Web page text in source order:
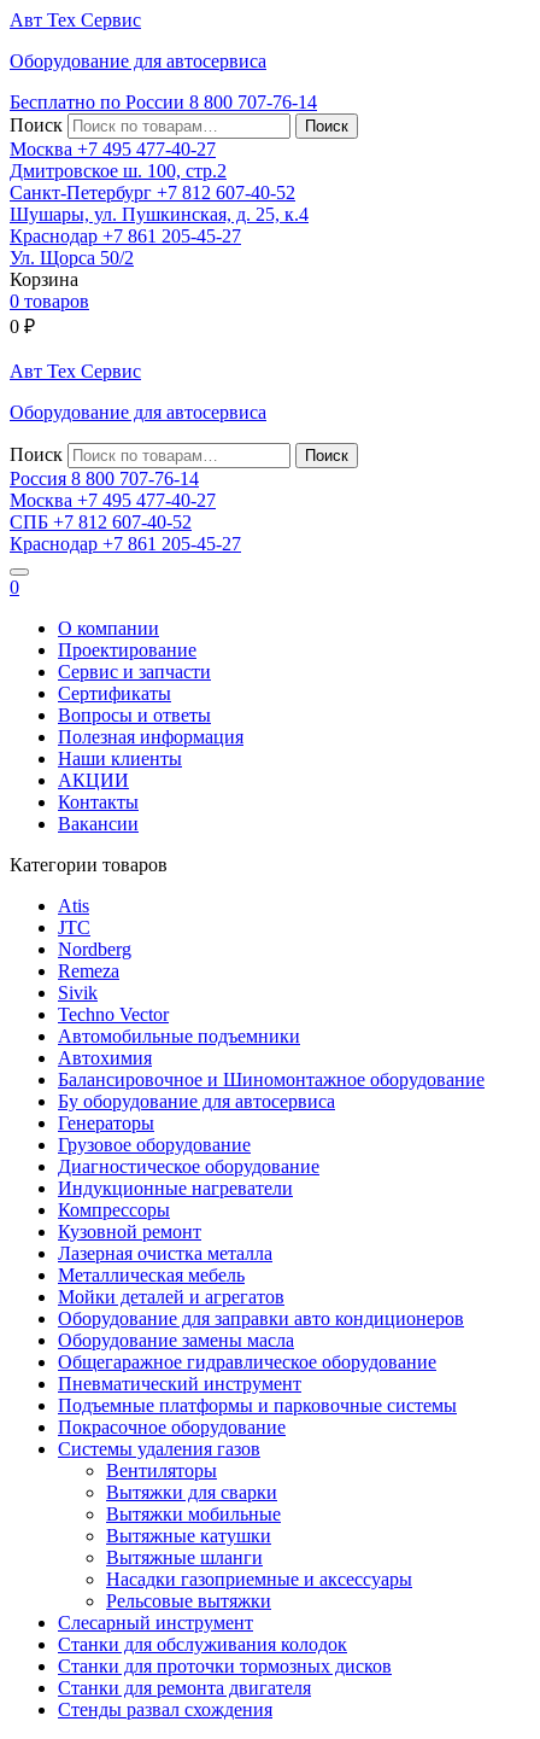
Авт Тех Сервис
Оборудование для автосервиса
Бесплатно по России 8 800 707-76-14
Поиск
Москва +7 495 477-40-27
Дмитровское ш. 100, стр.2
Санкт-Петербург +7 812 607-40-52
Шушары, ул. Пушкинская, д. 25, к.4
Краснодар +7 861 205-45-27
Ул. Щорса 50/2
Корзина
0 товаров
0 ₽
Авт Тех Сервис
Оборудование для автосервиса
Поиск
Россия 8 800 707-76-14
Москва +7 495 477-40-27
СПБ +7 812 607-40-52
Краснодар +7 861 205-45-27
0
О компании
Проектирование
Сервис и запчасти
Сертификаты
Вопросы и ответы
Полезная информация
Наши клиенты
АКЦИИ
Контакты
Вакансии
Категории товаров
Atis
JTC
Nordberg
Remeza
Sivik
Techno Vector
Автомобильные подъемники
Автохимия
Балансировочное и Шиномонтажное оборудование
Бу оборудование для автосервиса
Генераторы
Грузовое оборудование
Диагностическое оборудование
Индукционные нагреватели
Компрессоры
Кузовной ремонт
Лазерная очистка металла
Металлическая мебель
Мойки деталей и агрегатов
Оборудование для заправки авто кондиционеров
Оборудование замены масла
Общегаражное гидравлическое оборудование
Пневматический инструмент
Подъемные платформы и парковочные системы
Покрасочное оборудование
Системы удаления газов
Вентиляторы
Вытяжки для сварки
Вытяжки мобильные
Вытяжные катушки
Вытяжные шланги
Насадки газоприемные и аксессуары
Рельсовые вытяжки
Слесарный инструмент
Станки для обслуживания колодок
Станки для проточки тормозных дисков
Станки для ремонта двигателя
Стенды развал схождения